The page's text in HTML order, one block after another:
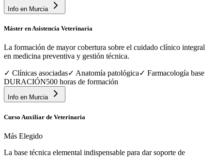
Info en Murcia
Máster en Asistencia Veterinaria
La formación de mayor cobertura sobre el cuidado clínico integral
en medicina preventiva y gestión técnica.
✓ Clínicas asociadas✓ Anatomía patológica✓ Farmacología base
DURACIÓN500 horas de formación
Info en Murcia
Curso Auxiliar de Veterinaria
Más Elegido
La base técnica elemental indispensable para dar soporte de